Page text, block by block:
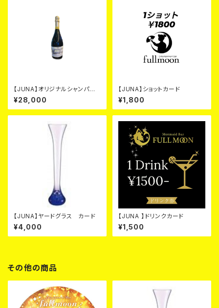
【JUNA】オリジナルシャンパ
ン シルバー カード
¥28,000
【JUNA】ショットカード
¥1,800
【JUNA】ヤードグラス カード
¥4,000
【JUNA 】ドリンクカード
¥1,500
その他の商品